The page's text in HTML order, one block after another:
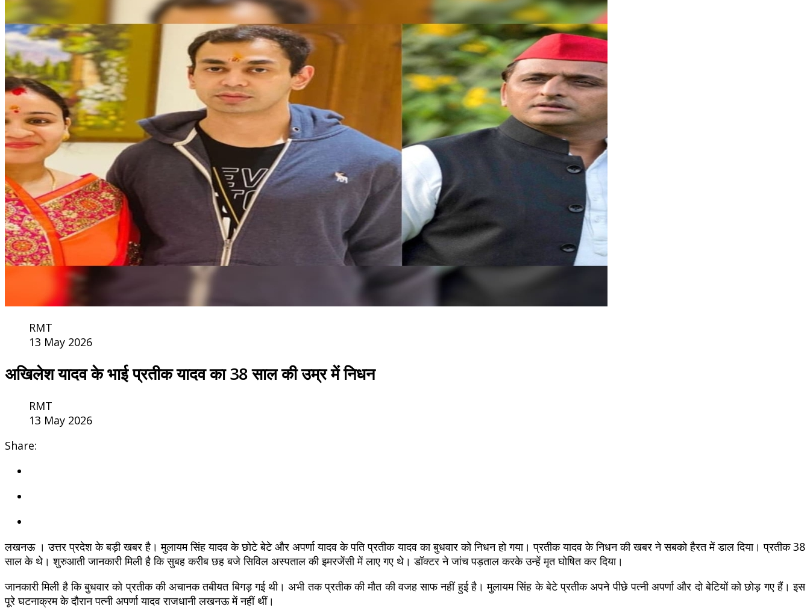
RMT
13 May 2026
अखिलेश यादव के भाई प्रतीक यादव का 38 साल की उम्र में निधन
RMT
13 May 2026
Share:
लखनऊ । उत्तर प्रदेश के बड़ी खबर है। मुलायम सिंह यादव के छोटे बेटे और अपर्णा यादव के पति प्रतीक यादव का बुधवार को निधन हो गया। प्रतीक यादव के निधन की खबर ने सबको हैरत में डाल दिया। प्रतीक 38
साल के थे। शुरुआती जानकारी मिली है कि सुबह करीब छह बजे सिविल अस्पताल की इमरजेंसी में लाए गए थे। डॉक्टर ने जांच पड़ताल करके उन्हें मृत घोषित कर दिया।
जानकारी मिली है कि बुधवार को प्रतीक की अचानक तबीयत बिगड़ गई थी। अभी तक प्रतीक की मौत की वजह साफ नहीं हुई है। मुलायम सिंह के बेटे प्रतीक अपने पीछे पत्नी अपर्णा और दो बेटियों को छोड़ गए हैं। इस
पूरे घटनाक्रम के दौरान पत्नी अपर्णा यादव राजधानी लखनऊ में नहीं थीं।